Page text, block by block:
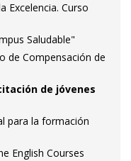
Excelencia. Curso
Saludable"
de Compensación de
de jóvenes
para la formación
English Courses